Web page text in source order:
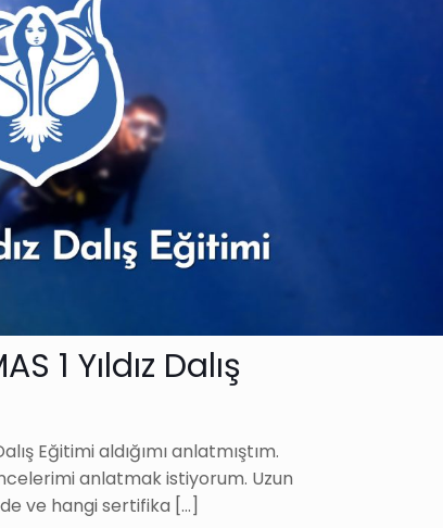
1 Yıldız Dalış
Eğitimi aldığımı anlatmıştım.
anlatmak istiyorum. Uzun
ve hangi sertifika […]